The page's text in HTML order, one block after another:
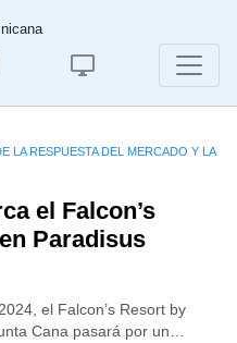
LA RESPUESTA DEL MERCADO Y LA
el Falcon’s
Paradisus
el Falcon’s Resort by
Cana pasará por un…